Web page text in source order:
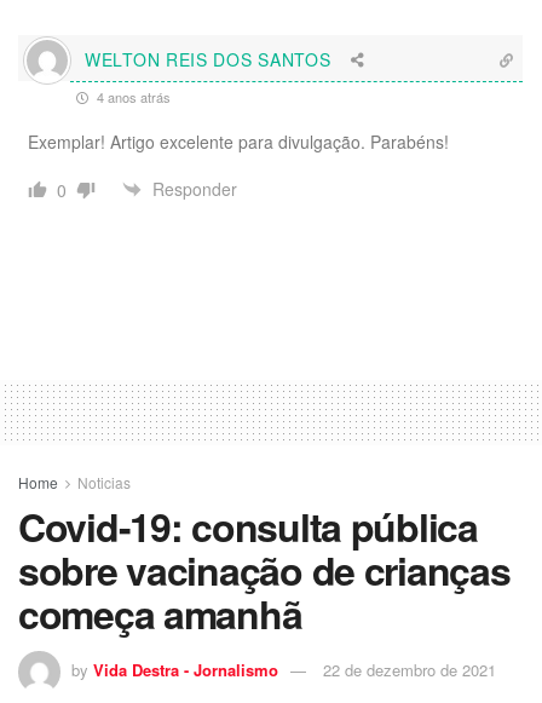
WELTON REIS DOS SANTOS
4 anos atrás
Exemplar! Artigo excelente para divulgação. Parabéns!
0
Responder
Home Noticias
Covid-19: consulta pública
sobre vacinação de crianças
começa amanhã
by Vida Destra - Jornalismo 22 de dezembro de 2021